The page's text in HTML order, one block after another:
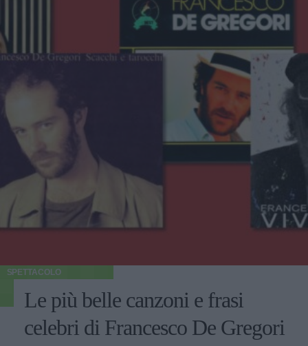
SPETTACOLO
Le più belle canzoni e frasi
celebri di Francesco De Gregori